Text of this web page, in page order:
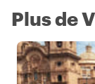
Plus de